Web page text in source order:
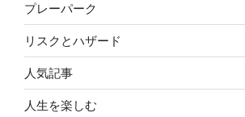
プレーパーク
リスクとハザード
人気記事
人生を楽しむ